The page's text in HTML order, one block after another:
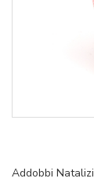
Addobbi Natalizi